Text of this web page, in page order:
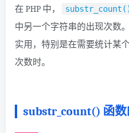
在 PHP 中，
中另一个字符串的出现次数。
实用，特别是在需要统计某
次数时。
substr_count() 函数